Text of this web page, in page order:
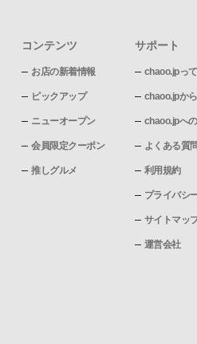
コンテンツ
お店の新着情報
ピックアップ
ニューオープン
会員限定クーポン
推しグルメ
サポート
chaoo.jpっ
chaoo.jpか
chaoo.jpへ
よくある質
利用規約
プライバシ
サイトマッ
運営会社